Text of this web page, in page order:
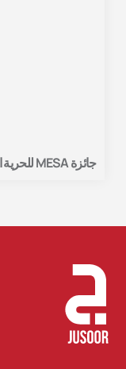
جائزة MESA للحرية الأكاديمية